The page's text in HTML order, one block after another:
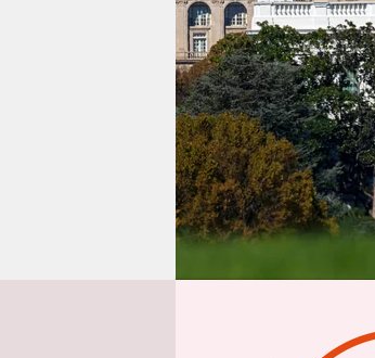
fragen & hilfe
unterstützen
abo
genossenschaft
epaper login